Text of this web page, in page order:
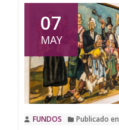
07
MAY
FUNDOS Publicado en